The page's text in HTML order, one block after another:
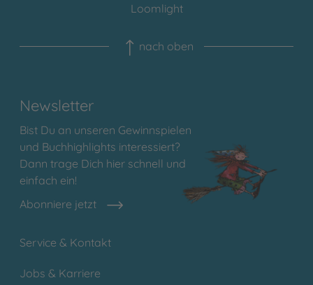
Loomlight
nach oben
Newsletter
Bist Du an unseren Gewinnspielen
und Buchhighlights interessiert?
Dann trage Dich hier schnell und
einfach ein!
Abonniere jetzt
Service & Kontakt
Jobs & Karriere